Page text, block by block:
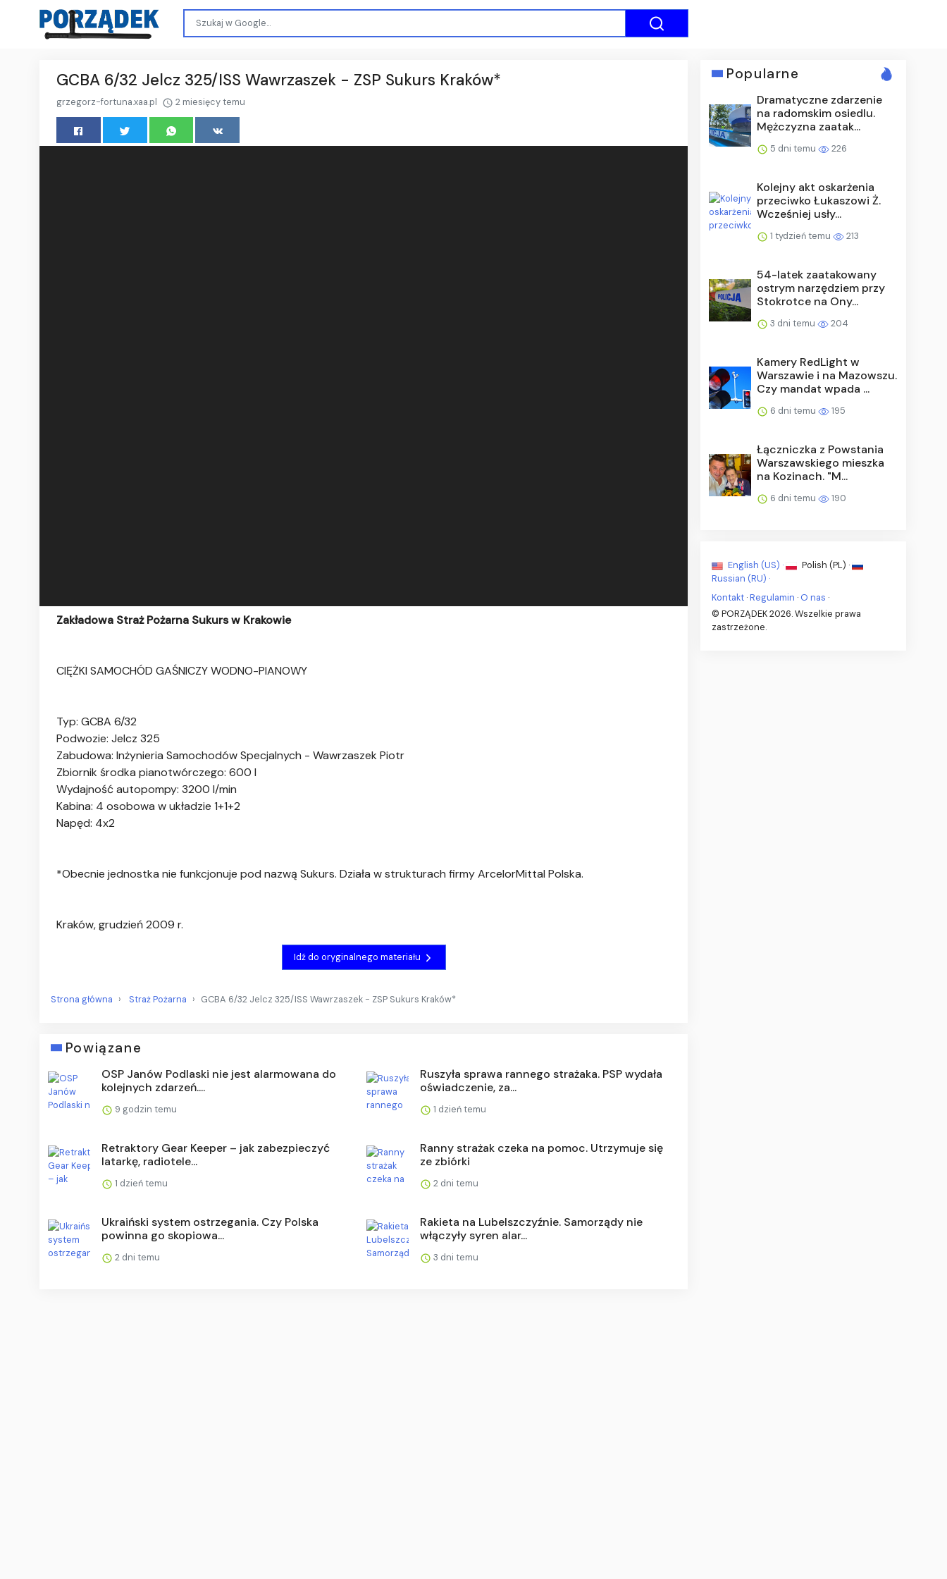
GCBA 6/32 Jelcz 325/ISS Wawrzaszek - ZSP Sukurs Kraków*
grzegorz-fortuna.xaa.pl 2 miesięcy temu
Zakładowa Straż Pożarna Sukurs w Krakowie
CIĘŻKI SAMOCHÓD GAŚNICZY WODNO-PIANOWY
Typ: GCBA 6/32
Podwozie: Jelcz 325
Zabudowa: Inżynieria Samochodów Specjalnych - Wawrzaszek Piotr
Zbiornik środka pianotwórczego: 600 l
Wydajność autopompy: 3200 l/min
Kabina: 4 osobowa w układzie 1+1+2
Napęd: 4x2
*Obecnie jednostka nie funkcjonuje pod nazwą Sukurs. Działa w strukturach firmy ArcelorMittal Polska.
Kraków, grudzień 2009 r.
Idź do oryginalnego materiału
Strona główna Straż Pożarna GCBA 6/32 Jelcz 325/ISS Wawrzaszek - ZSP Sukurs Kraków*
Powiązane
OSP Janów Podlaski nie jest alarmowana do
kolejnych zdarzeń....
9 godzin temu
Ruszyła sprawa rannego strażaka. PSP wydała
oświadczenie, za...
1 dzień temu
Retraktory Gear Keeper – jak zabezpieczyć
latarkę, radiotele...
1 dzień temu
Ranny strażak czeka na pomoc. Utrzymuje się
ze zbiórki
2 dni temu
Ukraiński system ostrzegania. Czy Polska
powinna go skopiowa...
2 dni temu
Rakieta na Lubelszczyźnie. Samorządy nie
włączyły syren alar...
3 dni temu
Popularne
Dramatyczne zdarzenie
na radomskim osiedlu.
Mężczyzna zaatak...
5 dni temu 226
Kolejny akt oskarżenia
przeciwko Łukaszowi Ż.
Wcześniej usły...
1 tydzień temu 213
54-latek zaatakowany
ostrym narzędziem przy
Stokrotce na Ony...
3 dni temu 204
Kamery RedLight w
Warszawie i na Mazowszu.
Czy mandat wpada ...
6 dni temu 195
Łączniczka z Powstania
Warszawskiego mieszka
na Kozinach. "M...
6 dni temu 190
English (US) ·
Polish (PL) ·
Russian (RU) ·
Kontakt ·Regulamin · O nas ·
© PORZĄDEK 2026. Wszelkie prawa
zastrzeżone.